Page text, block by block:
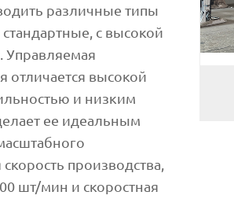
различные типы
с высокой
Управляемая
отличается высокой
и низким
ее идеальным
производства,
шт/мин и скоростная